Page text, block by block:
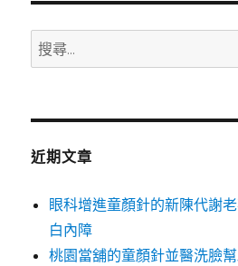
搜
尋
鍵
近期文章
眼科增進童顏針的新陳代謝
白內障
桃園當舖的童顏針並醫洗臉